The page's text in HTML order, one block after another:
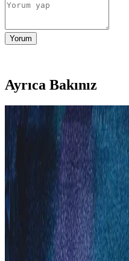
Yorum
Ayrıca Bakınız
2025'te Sakal ve Tıraş
MediaMarkt'ta Keşfedin
2025’in en iyi sakal ve tıraş
Kampanyaları kaçırmayın,
2025'te Philips Tıraş
Tahrişsiz Bakımın 5 Sırrı
2025'in en yenilikçi Philips
bekliyor. Konforlu tıraş için
seçimi yapın.